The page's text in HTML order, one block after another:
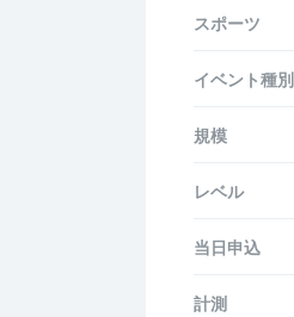
スポーツ
イベント種別
規模
レベル
当日申込
計測